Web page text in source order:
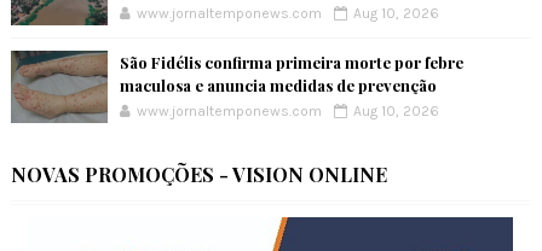
www.jornaltemponews.com Aug 10, 2026
São Fidélis confirma primeira morte por febre
maculosa e anuncia medidas de prevenção
www.jornaltemponews.com Aug 10, 2026
NOVAS PROMOÇÕES - VISION ONLINE